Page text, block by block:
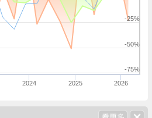
2024 2025 2026
-75%
-50%
-25%